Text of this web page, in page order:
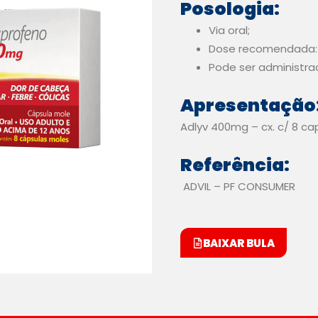
Posologia:
Via oral;
Dose
Pode ser
Adlyv 400mg – cx. c/ 8
Referência:
ADVIL – PF CONSUMER
BAIXAR BULA